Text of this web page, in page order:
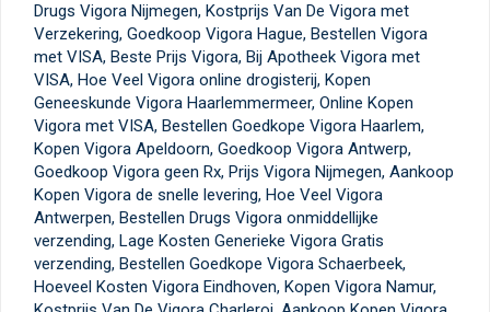
Drugs Vigora Nijmegen, Kostprijs Van De Vigora met
Verzekering, Goedkoop Vigora Hague, Bestellen Vigora
met VISA, Beste Prijs Vigora, Bij Apotheek Vigora met
VISA, Hoe Veel Vigora online drogisterij, Kopen
Geneeskunde Vigora Haarlemmermeer, Online Kopen
Vigora met VISA, Bestellen Goedkope Vigora Haarlem,
Kopen Vigora Apeldoorn, Goedkoop Vigora Antwerp,
Goedkoop Vigora geen Rx, Prijs Vigora Nijmegen, Aankoop
Kopen Vigora de snelle levering, Hoe Veel Vigora
Antwerpen, Bestellen Drugs Vigora onmiddellijke
verzending, Lage Kosten Generieke Vigora Gratis
verzending, Bestellen Goedkope Vigora Schaerbeek,
Hoeveel Kosten Vigora Eindhoven, Kopen Vigora Namur,